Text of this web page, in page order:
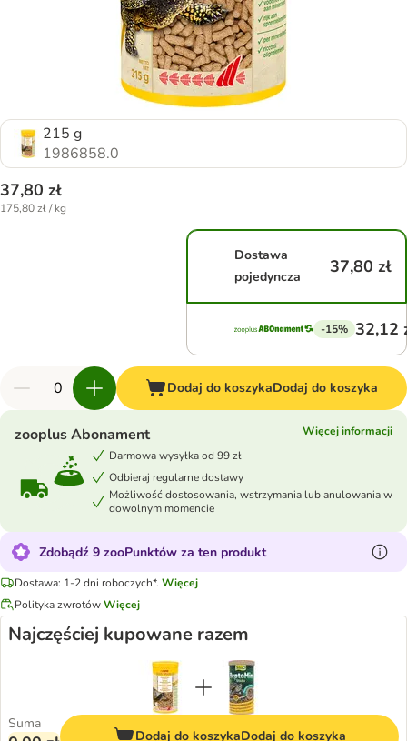
215 g
1986858.0
37,80 zł
175,80 zł / kg
Dostawa
pojedyncza
37,80 zł
-15% 32,12
Dodaj do koszykaDodaj do koszyka
zooplus Abonament
Więcej informacji
Darmowa wysyłka od 99 zł
Odbieraj regularne dostawy
Możliwość dostosowania, wstrzymania lub anulowania w
dowolnym momencie
Zdobądź 9 zooPunktów za ten produkt
Dostawa: 1-2 dni roboczych*. Więcej
Polityka zwrotówWięcej
Najczęściej kupowane razem
Suma
Dodaj do koszykaDodaj do koszyka